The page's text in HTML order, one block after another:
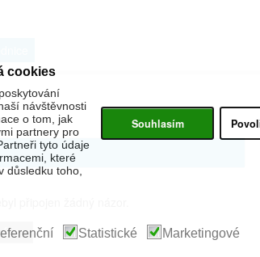
cookies
návštěvnosti
o tom, jak
partnery pro
tyto údaje
které
důsledku toho,
Souhlasím
Statistické Marketingové